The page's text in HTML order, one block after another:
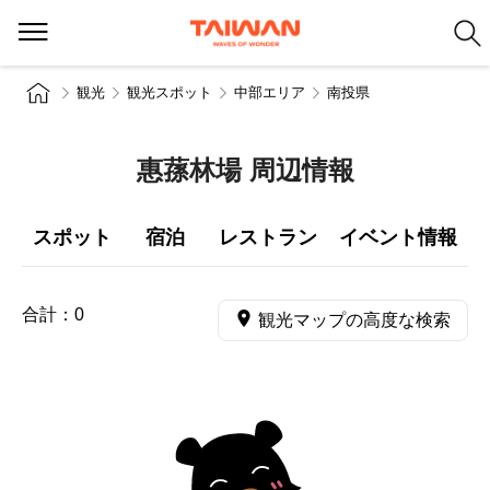
観光 観光スポット 中部エリア 南投県
惠蓀林場 周辺情報
スポット 宿泊 レストラン イベント情報
合計： 0 観光マップの高度な検索